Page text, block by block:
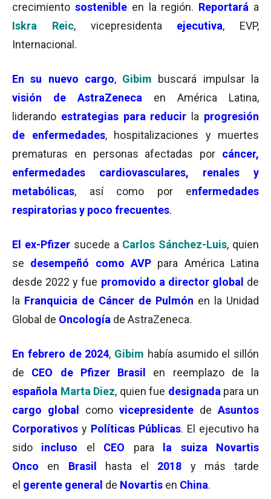
crecimiento sostenible en la región. Reportará a
Iskra Reic, vicepresidenta ejecutiva, EVP,
Internacional.
En su nuevo cargo, Gibim
buscará impulsar la
visión de AstraZeneca
en América Latina,
liderando estrategias para reducir la progresión
de enfermedades, hospitalizaciones y muertes
prematuras en personas afectadas por cáncer,
enfermedades cardiovasculares, renales y
metabólicas, así como por enfermedades
respiratorias y poco frecuentes.
El ex-Pfizer sucede a Carlos Sánchez-Luis, quien
se desempeñó como AVP para América Latina
desde 2022 y fue promovido a director global de
la Franquicia de Cáncer de Pulmón en la Unidad
Global de Oncología de AstraZeneca.
En febrero de 2024, Gibim había asumido el sillón
de CEO de Pfizer Brasil
en reemplazo de la
española Marta Diez, quien fue designada para un
cargo global
como vicepresidente de Asuntos
Corporativos y Políticas Públicas. El ejecutivo ha
sido incluso el CEO para la suiza
Novartis
Onco en Brasil hasta el 2018 y más tarde
el gerente general de Novartis en China.